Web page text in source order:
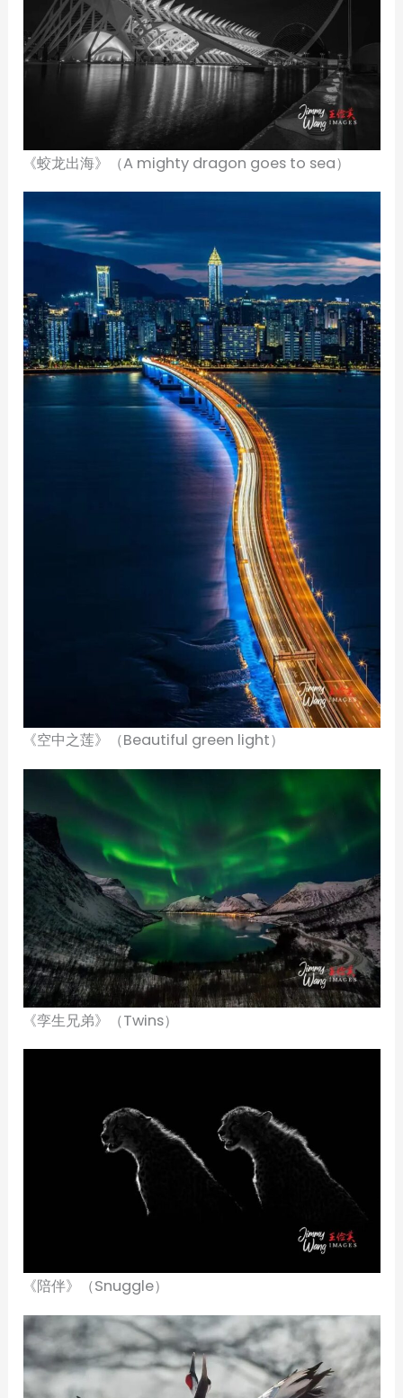
《蛟龙出海》（A mighty dragon goes to sea）
《空中之莲》（Beautiful green light）
《孪生兄弟》（Twins）
《陪伴》（Snuggle）